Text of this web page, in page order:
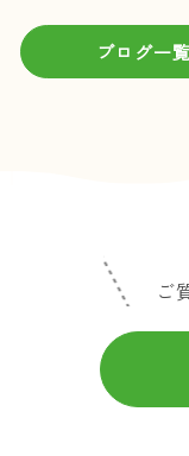
03月
01月
07月
05月
05月
03月
ブログ一覧
ご